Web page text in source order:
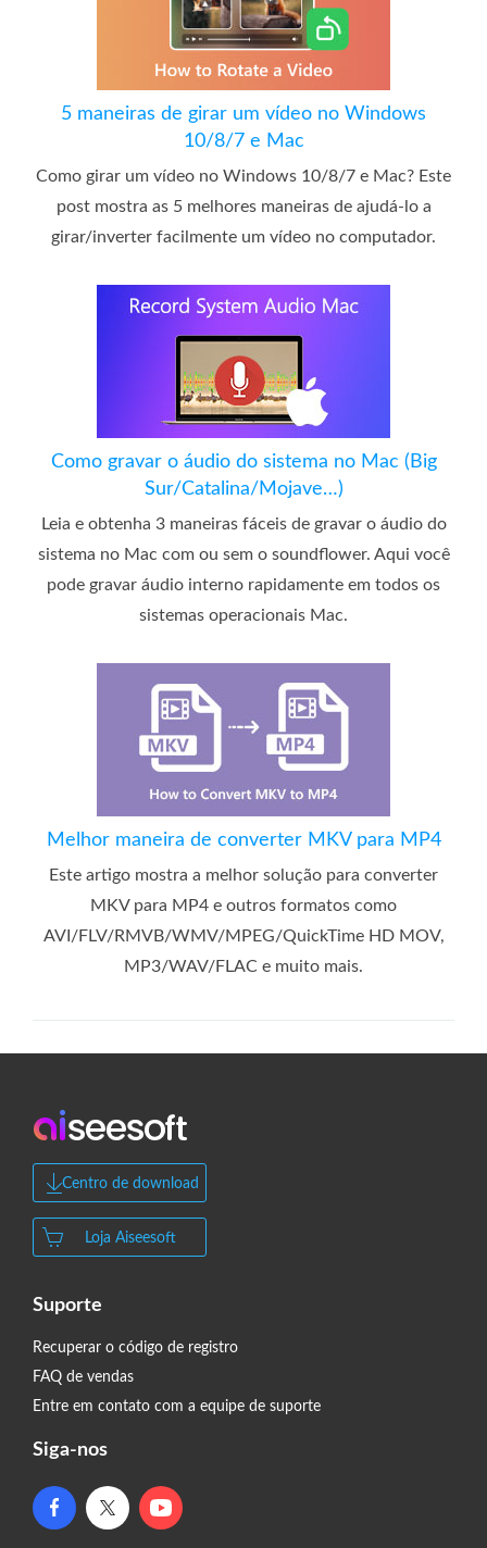
5 maneiras de girar um vídeo no Windows
10/8/7 e Mac
Como girar um vídeo no Windows 10/8/7 e Mac? Este
post mostra as 5 melhores maneiras de ajudá-lo a
girar/inverter facilmente um vídeo no computador.
Como gravar o áudio do sistema no Mac (Big
Sur/Catalina/Mojave…)
Leia e obtenha 3 maneiras fáceis de gravar o áudio do
sistema no Mac com ou sem o soundflower. Aqui você
pode gravar áudio interno rapidamente em todos os
sistemas operacionais Mac.
Melhor maneira de converter MKV para MP4
Este artigo mostra a melhor solução para converter
MKV para MP4 e outros formatos como
AVI/FLV/RMVB/WMV/MPEG/QuickTime HD MOV,
MP3/WAV/FLAC e muito mais.
Centro de download
Loja Aiseesoft
Suporte
Recuperar o código de registro
FAQ de vendas
Entre em contato com a equipe de suporte
Siga-nos